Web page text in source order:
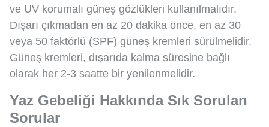
ve UV korumalı güneş gözlükleri kullanılmalıdır.
Dışarı çıkmadan en az 20 dakika önce, en az 30
veya 50 faktörlü (SPF) güneş kremleri sürülmelidir.
Güneş kremleri, dışarıda kalma süresine bağlı
olarak her 2-3 saatte bir yenilenmelidir.
Yaz Gebeliği Hakkında Sık Sorulan
Sorular